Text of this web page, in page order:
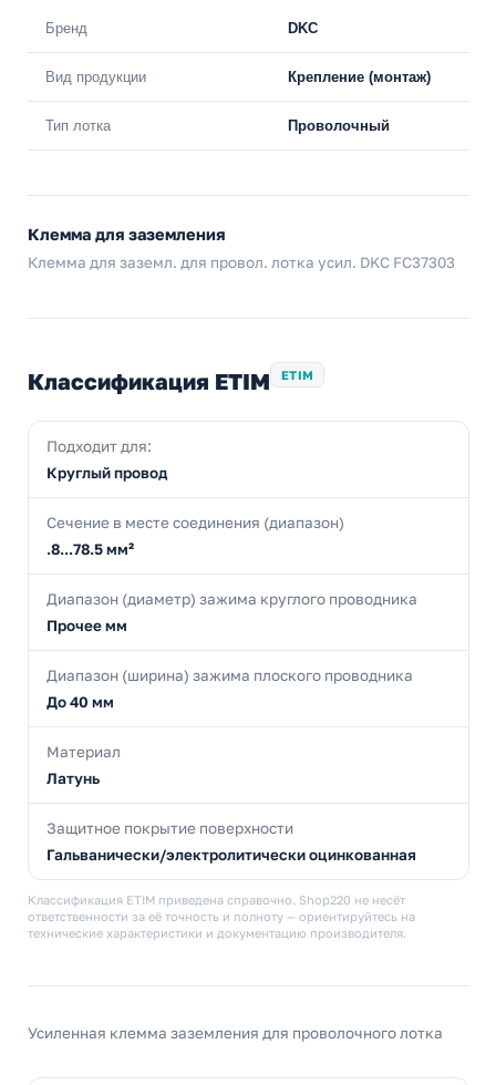
Бренд DKC
Вид продукции Крепление (монтаж)
Тип лотка Проволочный
Клемма для заземления
Клемма для заземл. для провол. лотка усил. DKC FC37303
Классификация ETIM ETIM
Подходит для:
Круглый провод
Сечение в месте соединения (диапазон)
.8...78.5 мм²
Диапазон (диаметр) зажима круглого проводника
Прочее мм
Диапазон (ширина) зажима плоского проводника
До 40 мм
Материал
Латунь
Защитное покрытие поверхности
Гальванически/электролитически оцинкованная
Классификация ETIM приведена справочно. Shop220 не несёт
ответственности за её точность и полноту — ориентируйтесь на
технические характеристики и документацию производителя.
Усиленная клемма заземления для проволочного лотка